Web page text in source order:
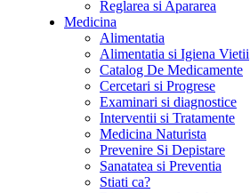
Reglarea si Apararea
Medicina
Alimentatia
Alimentatia si Igiena Vietii
Catalog De Medicamente
Cercetari si Progrese
Examinari si diagnostice
Interventii si Tratamente
Medicina Naturista
Prevenire Si Depistare
Sanatatea si Preventia
Stiati ca?